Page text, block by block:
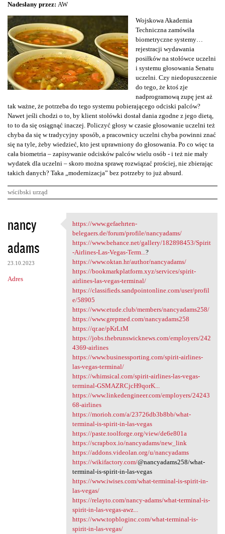
Nadesłany przez: AW
Wojskowa Akademia
Techniczna zamówiła
biometryczne systemy…
rejestracji wydawania
posiłków na stołówce uczelni
i systemu głosowania Senatu
uczelni. Czy niedopuszczenie
do tego, że ktoś zje
nadprogramową zupę jest aż
tak ważne, że potrzeba do tego systemu pobierającego odciski palców?
Nawet jeśli chodzi o to, by klient stołówki dostał dania zgodne z jego dietą,
to to da się osiągnąć inaczej. Policzyć głosy w czasie głosowanie uczelni też
chyba da się w tradycyjny sposób, a pracownicy uczelni chyba powinni znać
się na tyle, żeby wiedzieć, kto jest uprawniony do głosowania. Po co więc ta
cała biometria – zapisywanie odcisków palców wielu osób - i też nie mały
wydatek dla uczelni – skoro można sprawę rozwiązać prościej, nie zbierając
takich danych? Taka „modernizacja” bez potrzeby to już absurd.
wścibski urząd
K
o
m
e
n
nancy
adams
23.10.2023
Adres
https://www.gefaehrten
https://www.gefaehrten-
belegaers.de/forum/profile/nancyadams/
https://www.behance.net/gallery/182898453/Spirit
-Airlines-Las-Vegas-Term...?
https://www.oktan.hr/author/nancyadams/
https://bookmarkplatform.xyz/services/spirit-
airlines-las-vegas-terminal/
https://classifieds.sandpointonline.com/user/profil
e/58905
https://www.etude.club/members/nancyadams258/
https://www.grepmed.com/nancyadams258
https://qr.ae/pKrLtM
https://jobs.thebrunswicknews.com/employers/242
4369-airlines
https://www.businessporting.com/spirit-airlines-
las-vegas-terminal/
https://whimsical.com/spirit-airlines-las-vegas-
terminal-GSMAZRCjcH9qorK...
https://www.linkedengineer.com/employers/24243
68-airlines
https://morioh.com/a/23726db3b8bb/what-
terminal-is-spirit-in-las-vegas
https://paste.toolforge.org/view/de6e801a
https://scrapbox.io/nancyadams/new_link
https://addons.videolan.org/u/nancyadams
https://wikifactory.com/@nancyadams258/what-
terminal-is-spirit-in-las-vegas
https://www.iwises.com/what-terminal-is-spirit-in-
las-vegas/
https://relayto.com/nancy-adams/what-terminal-is-
spirit-in-las-vegas-awz...
https://www.topbloginc.com/what-terminal-is-
spirit-in-las-vegas/